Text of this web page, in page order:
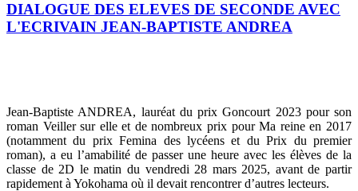
DIALOGUE DES ELEVES DE SECONDE AVEC
L'ECRIVAIN JEAN-BAPTISTE ANDREA
Jean-Baptiste ANDREA, lauréat du prix Goncourt 2023 pour son
roman Veiller sur elle et de nombreux prix pour Ma reine en 2017
(notamment du prix Femina des lycéens et du Prix du premier
roman), a eu l’amabilité de passer une heure avec les élèves de la
classe de 2D le matin du vendredi 28 mars 2025, avant de partir
rapidement à Yokohama où il devait rencontrer d’autres lecteurs.